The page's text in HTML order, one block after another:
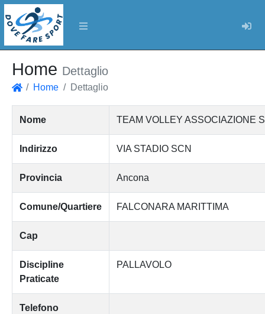
Home Dettaglio
Home Dettaglio
Nome TEAM VOLLEY ASSOCIAZIONE
Indirizzo VIA STADIO SCN
Provincia Ancona
Comune/Quartiere FALCONARA MARITTIMA
Cap
Discipline
Praticate
PALLAVOLO
Telefono